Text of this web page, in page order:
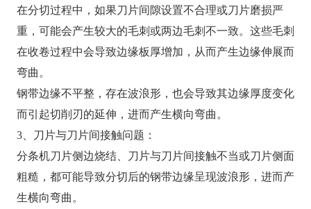
在分切过程中，如果刀片间隙设置不合理或刀片磨损严
重，可能会产生较大的毛刺或两边毛刺不一致。这些毛刺
在收卷过程中会导致边缘板厚增加，从而产生边缘伸展而
弯曲。
钢带边缘不平整，存在波浪形，也会导致其边缘厚度变化
而引起切削刃的延伸，进而产生横向弯曲。
3、刀片与刀片间接触问题：
分条机刀片侧边烧结、刀片与刀片间接触不当或刀片侧面
粗糙，都可能导致分切后的钢带边缘呈现波浪形，进而产
生横向弯曲。